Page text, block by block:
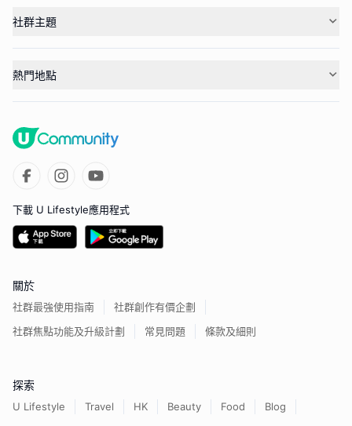
社群主題
熱門地點
下載 U Lifestyle應用程式
關於
社群最強使用指南
社群創作有價企劃
社群焦點功能及升級計劃
常見問題 條款及細則
探索
U Lifestyle Travel HK Beauty Food
Blog